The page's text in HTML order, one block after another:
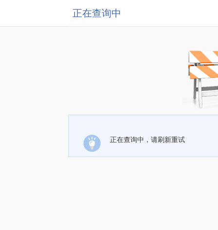
正在查询中
正在查询中，请刷新重试